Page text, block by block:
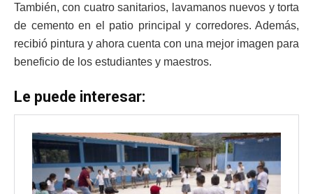
También, con cuatro sanitarios, lavamanos nuevos y torta
de cemento en el patio principal y corredores. Además,
recibió pintura y ahora cuenta con una mejor imagen para
beneficio de los estudiantes y maestros.
Le puede interesar: